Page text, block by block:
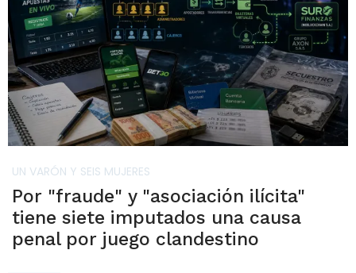
UN VARÓN Y SEIS MUJERES
Por "fraude" y "asociación ilícita"
tiene siete imputados una causa
penal por juego clandestino